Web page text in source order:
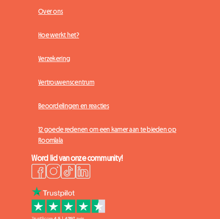
Over ons
Hoe werkt het?
Verzekering
Vertrouwenscentrum
Beoordelingen en reacties
12 goede redenen om een kamer aan te bieden op
Roomlala
Word lid van onze community!